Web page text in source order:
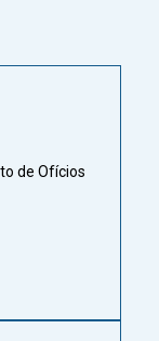
de Ofícios